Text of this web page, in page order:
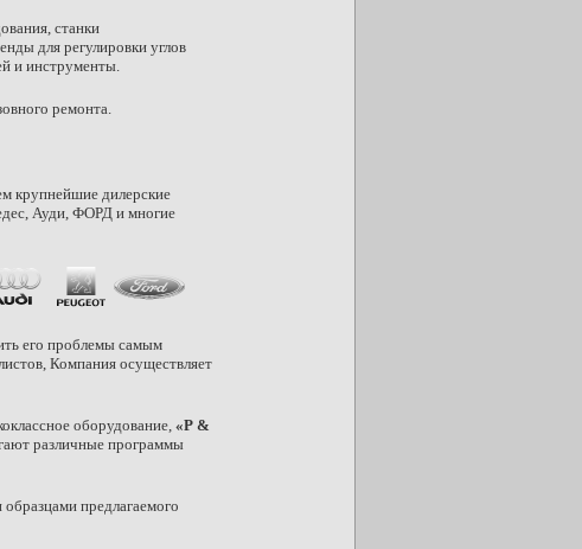
станки
для регулировки углов
и инструменты.
ремонта.
крупнейшие дилерские
Ауди, ФОРД и многие
его проблемы самым
Компания осуществляет
оборудование, «Р &
различные программы
предлагаемого